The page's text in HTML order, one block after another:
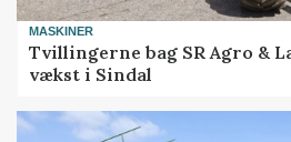
MASKINER
Tvillingerne bag SR Agro &
vækst i Sindal